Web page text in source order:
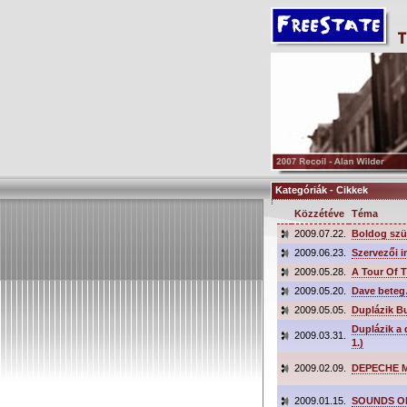
Kategóriák - Cikkek
Közzétéve
Téma
2009.07.22.
Boldog
2009.06.23.
Szervezői
2009.05.28.
A Tour Of
2009.05.20.
Dave
2009.05.05.
Duplázik
2009.03.31.
Duplázik a
1.)
2009.02.09. DEPECHE
2009.01.15. SOUNDS